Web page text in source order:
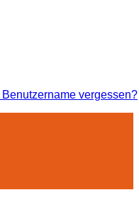
Benutzername vergessen?